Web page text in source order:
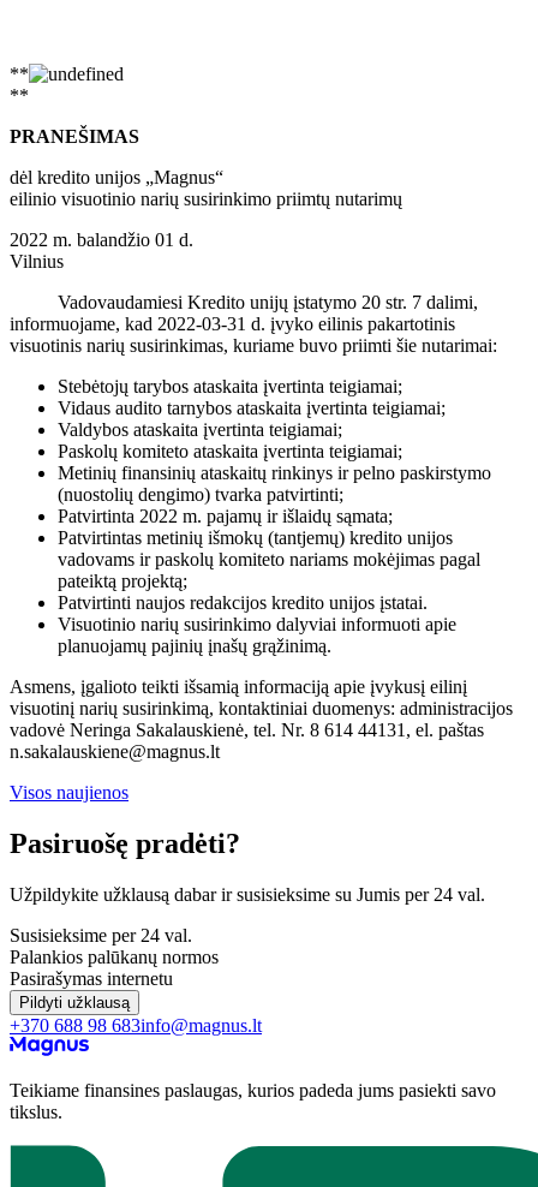
**
**
PRANEŠIMAS
dėl kredito unijos „Magnus“
eilinio visuotinio narių susirinkimo priimtų nutarimų
2022 m. balandžio 01 d.
Vilnius
Vadovaudamiesi Kredito unijų įstatymo 20 str. 7 dalimi,
informuojame, kad 2022-03-31 d. įvyko eilinis pakartotinis
visuotinis narių susirinkimas, kuriame buvo priimti šie nutarimai:
Stebėtojų tarybos ataskaita įvertinta teigiamai;
Vidaus audito tarnybos ataskaita įvertinta teigiamai;
Valdybos ataskaita įvertinta teigiamai;
Paskolų komiteto ataskaita įvertinta teigiamai;
Metinių finansinių ataskaitų rinkinys ir pelno paskirstymo
(nuostolių dengimo) tvarka patvirtinti;
Patvirtinta 2022 m. pajamų ir išlaidų sąmata;
Patvirtintas metinių išmokų (tantjemų) kredito unijos
vadovams ir paskolų komiteto nariams mokėjimas pagal
pateiktą projektą;
Patvirtinti naujos redakcijos kredito unijos įstatai.
Visuotinio narių susirinkimo dalyviai informuoti apie
planuojamų pajinių įnašų grąžinimą.
Asmens, įgalioto teikti išsamią informaciją apie įvykusį eilinį
visuotinį narių susirinkimą, kontaktiniai duomenys: administracijos
vadovė Neringa Sakalauskienė, tel. Nr. 8 614 44131, el. paštas
n.sakalauskiene@magnus.lt
Visos naujienos
Pasiruošę pradėti?
Užpildykite užklausą dabar ir susisieksime su Jumis per 24 val.
Susisieksime per 24 val.
Palankios palūkanų normos
Pasirašymas internetu
Pildyti užklausą
+370 688 98 683info@magnus.lt
Teikiame finansines paslaugas, kurios padeda jums pasiekti savo
tikslus.